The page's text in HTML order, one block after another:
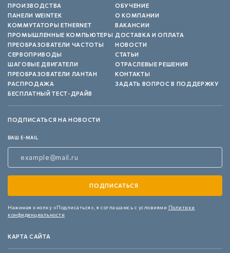
ПРОИЗВОДСТВА
ПАНЕЛИ WEINTEK
КОММУТАТОРЫ ETHERNET
ПРОМЫШЛЕННЫЕ КОМПЬЮТЕРЫ
ПРЕОБРАЗОВАТЕЛИ ЧАСТОТЫ
СЕРВОПРИВОДЫ
ШАГОВЫЕ ДВИГАТЕЛИ
ПРЕОБРАЗОВАТЕЛИ ЛАНТАН
РАСПРОДАЖА
БЕСПЛАТНЫЙ ТЕСТ-ДРАЙВ
ОБУЧЕНИЕ
О КОМПАНИИ
ВАКАНСИИ
ДОСТАВКА И ОПЛАТА
НОВОСТИ
СТАТЬИ
ОТРАСЛЕВЫЕ РЕШЕНИЯ
КОНТАКТЫ
ЗАДАТЬ ВОПРОС В ПОДДЕРЖКУ
ПОДПИСАТЬСЯ НА НОВОСТИ
ВАШ E-MAIL
Нажимая кнопку «Подписаться», я соглашаюсь с условиями Политики
конфиденциальности
КАРТА САЙТА